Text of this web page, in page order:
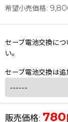
希望小売価格:
セーブ電池交換につ
い。
セーブ電池交換は追
販売価格: 780